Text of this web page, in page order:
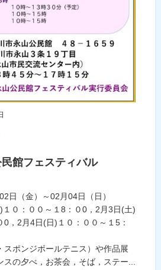
館フェスティバル
日（金）～02月04日（日）
１０：００～１8：０0，2月3日(土)
0，2月4日(日)１０：００～１5：
スポンジボールテニス）や作品展
の夕べ，お茶会，そば，ステー...